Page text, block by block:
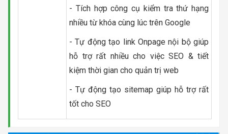
- Tích hợp công cụ kiểm tra thứ hạng
nhiều từ khóa cùng lúc trên Google
- Tự động tạo link Onpage nội bộ giúp
hỗ trợ rất nhiều cho việc SEO & tiết
kiệm thời gian cho quản trị web
- Tự động tạo sitemap giúp hỗ trợ rất
tốt cho SEO